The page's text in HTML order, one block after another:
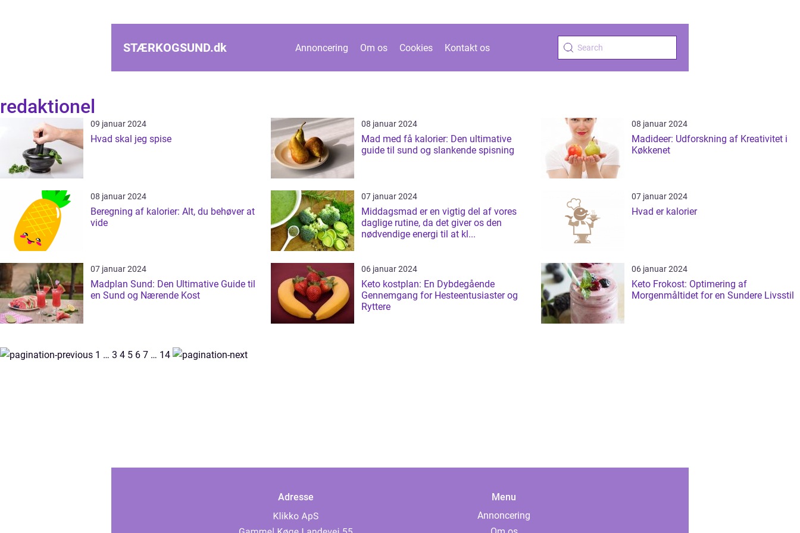
STÆRKOGSUND.dk Annoncering Om os Cookies Kontakt os
redaktionel
09 januar 2024
Hvad skal jeg spise
08 januar 2024
Mad med få kalorier: Den ultimative
guide til sund og slankende spisning
08 januar 2024
Madideer: Udforskning af Kreativitet i
Køkkenet
08 januar 2024
Beregning af kalorier: Alt, du behøver at
vide
07 januar 2024
Middagsmad er en vigtig del af vores
daglige rutine, da det giver os den
nødvendige energi til at kl...
07 januar 2024
Hvad er kalorier
07 januar 2024
Madplan Sund: Den Ultimative Guide til
en Sund og Nærende Kost
06 januar 2024
Keto kostplan: En Dybdegående
Gennemgang for Hesteentusiaster og
Ryttere
06 januar 2024
Keto Frokost: Optimering af
Morgenmåltidet for en Sundere Livsstil
1 … 3 4 5 6 7 … 14
Adresse
Menu
Annoncering